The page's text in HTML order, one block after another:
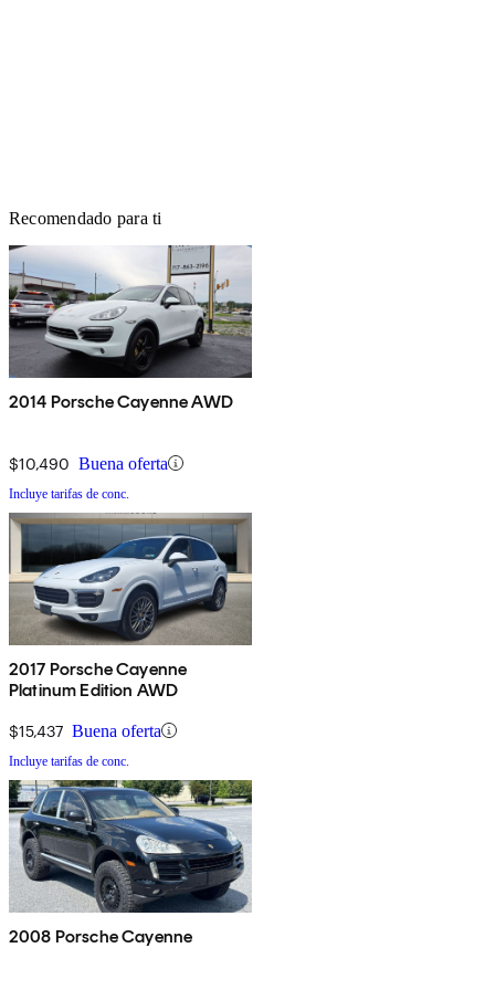
Recomendado para ti
2014 Porsche Cayenne AWD
$10,490 Buena oferta
Incluye tarifas de conc.
2017 Porsche Cayenne
Platinum Edition AWD
$15,437 Buena oferta
Incluye tarifas de conc.
2008 Porsche Cayenne